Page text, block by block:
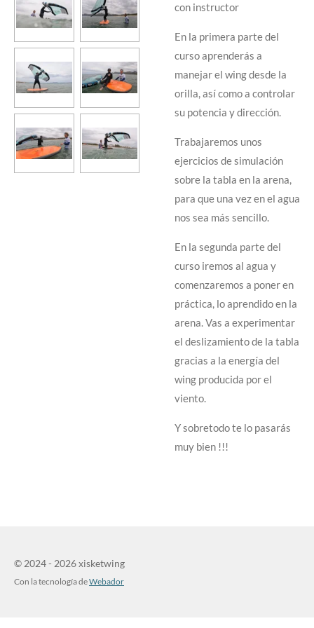
con instructor
En la primera parte del
curso aprenderás a
manejar el wing desde la
orilla, así como a controlar
su potencia y dirección.
Trabajaremos unos
ejercicios de simulación
sobre la tabla en la arena,
para que una vez en el agua
nos sea más sencillo.
En la segunda parte del
curso iremos al agua y
comenzaremos a poner en
práctica, lo aprendido en la
arena. Vas a experimentar
el deslizamiento de la tabla
gracias a la energía del
wing producida por el
viento.
Y sobretodo te lo pasarás
muy bien !!!
© 2024 - 2026 xisketwing
Con la tecnología deWebador